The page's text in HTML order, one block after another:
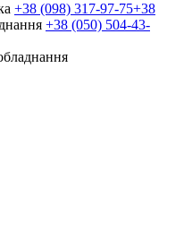
+38 (098) 317-97-75+38
+38 (050) 504-43-